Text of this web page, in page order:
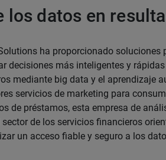
los datos en
ha proporcionado soluciones
decisiones más inteligentes y
mediante big data y el aprendizaje
servicios de marketing para
de préstamos, esta empresa de
de los servicios financieros
un acceso fiable y seguro a los